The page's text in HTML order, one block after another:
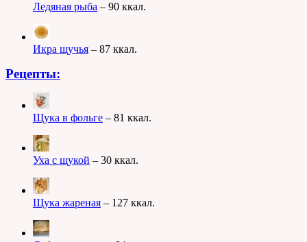
Ледяная рыба – 90 ккал.
Икра щучья – 87 ккал.
Рецепты:
Щука в фольге – 81 ккал.
Уха с щукой – 30 ккал.
Щука жареная – 127 ккал.